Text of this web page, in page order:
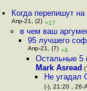
Когда перепишут
Апр-21, (2) +17
в чем ваш
95 лучшего
Апр-21, (7) +6
Остальные 5
Mark Asread
Не угадал
(-), 21:20 , 26-